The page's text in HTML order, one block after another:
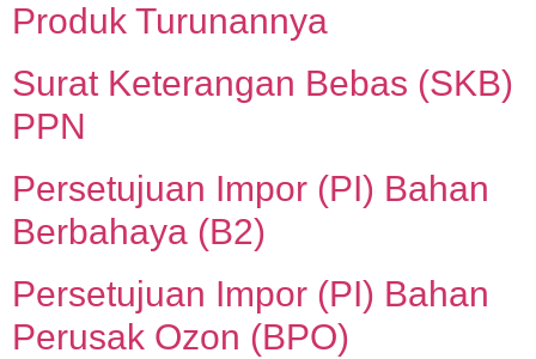
Produk Turunannya
Surat Keterangan Bebas (SKB)
PPN
Persetujuan Impor (PI) Bahan
Berbahaya (B2)
Persetujuan Impor (PI) Bahan
Perusak Ozon (BPO)